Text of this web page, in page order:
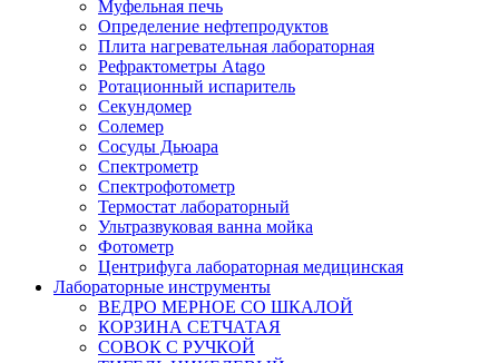
Муфельная печь
Определение нефтепродуктов
Плита нагревательная лабораторная
Рефрактометры Atago
Ротационный испаритель
Секундомер
Солемер
Сосуды Дьюара
Спектрометр
Спектрофотометр
Термостат лабораторный
Ультразвуковая ванна мойка
Фотометр
Центрифуга лабораторная медицинская
Лабораторные инструменты
ВЕДРО МЕРНОЕ СО ШКАЛОЙ
КОРЗИНА СЕТЧАТАЯ
СОВОК С РУЧКОЙ